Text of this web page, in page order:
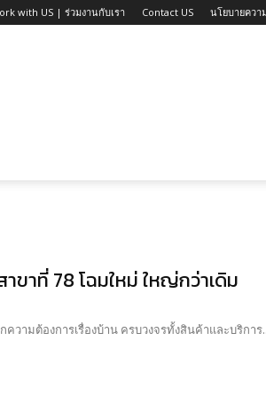
with US | ร่วมงานกับเรา Contact US นโยบายควา
าขาที่ 78 โฉมใหม่ ใหญ่กว่าเดิม
วามต้องการเรื่องบ้าน ครบวงจรทั้งสินค้าและบริการ